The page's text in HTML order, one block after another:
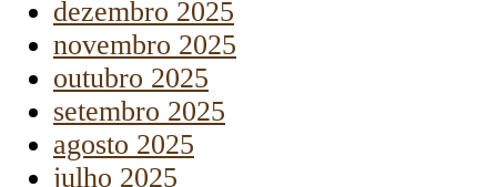
dezembro 2025
novembro 2025
outubro 2025
setembro 2025
agosto 2025
julho 2025